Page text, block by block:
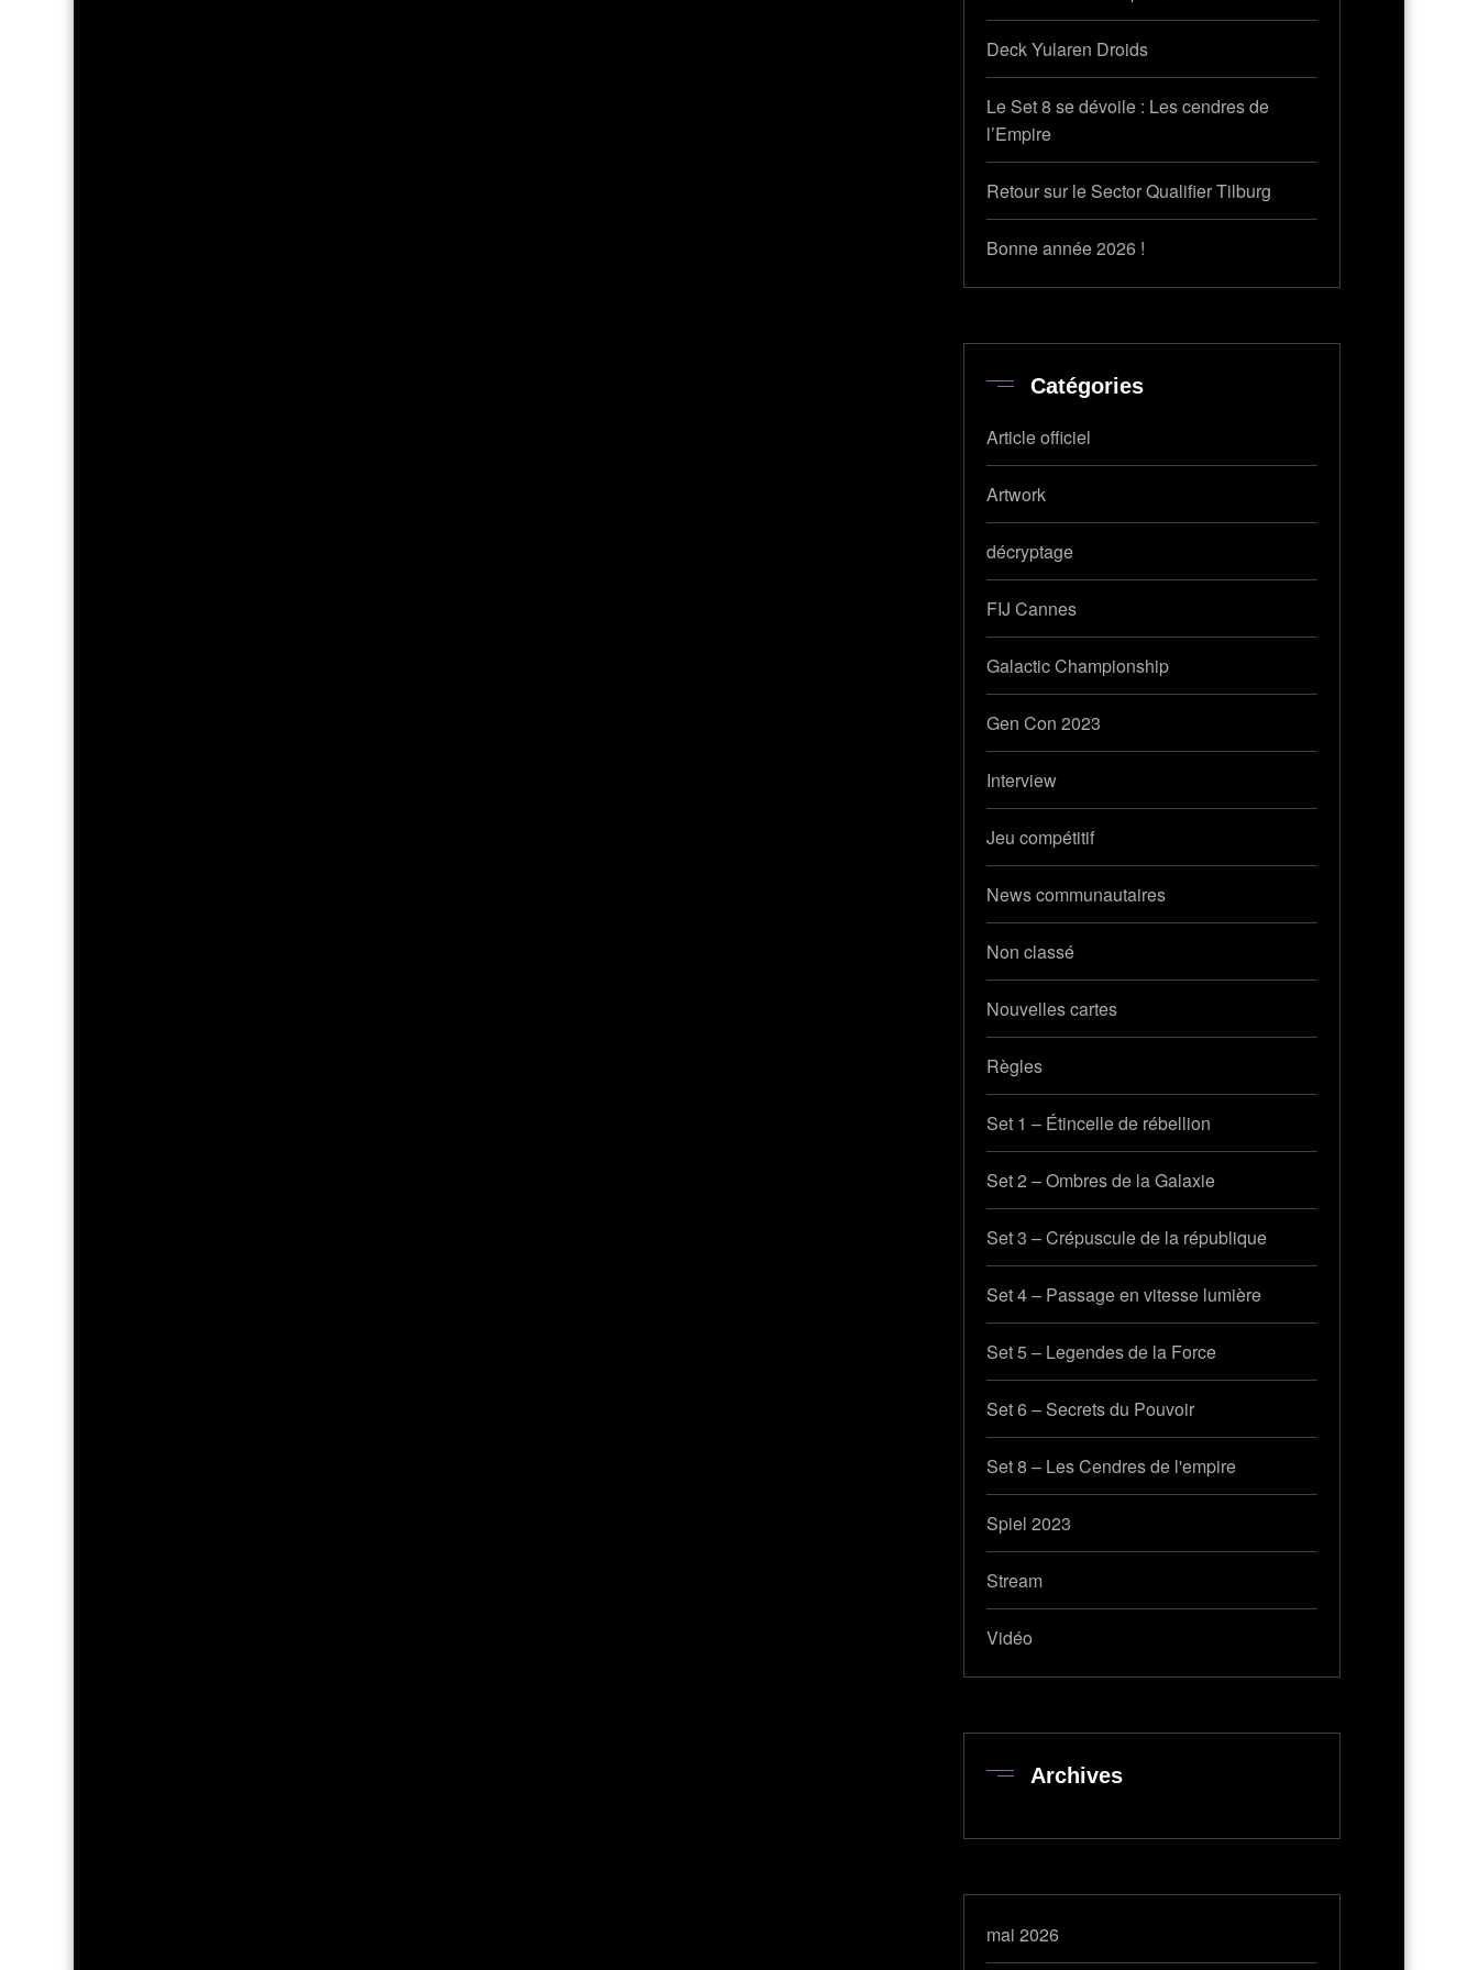
Deck Yularen Droids
Le Set 8 se dévoile : Les cendres de
l’Empire
Retour sur le Sector Qualifier Tilburg
Bonne année 2026 !
Catégories
Article officiel
Artwork
décryptage
FIJ Cannes
Galactic Championship
Gen Con 2023
Interview
Jeu compétitif
News communautaires
Non classé
Nouvelles cartes
Règles
Set 1 – Étincelle de rébellion
Set 2 – Ombres de la Galaxie
Set 3 – Crépuscule de la république
Set 4 – Passage en vitesse lumière
Set 5 – Legendes de la Force
Set 6 – Secrets du Pouvoir
Set 8 – Les Cendres de l'empire
Spiel 2023
Stream
Vidéo
Archives
mai 2026